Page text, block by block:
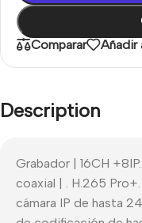
Comparar Añadir
Description
Grabador | 16CH
coaxial | . H.265
cámara IP de hasta